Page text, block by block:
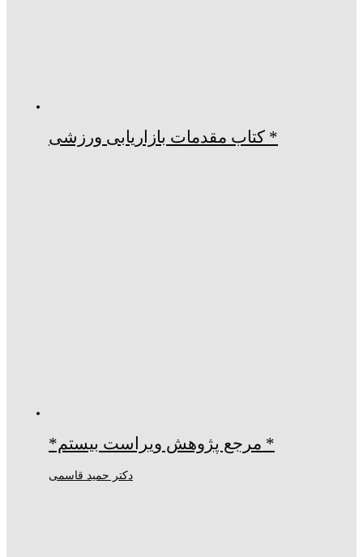
* کتاب مقدمات بازاریابی ورزشی
* مرجع پژوهش ویراست بيستم*
دکتر حمید قاسمی